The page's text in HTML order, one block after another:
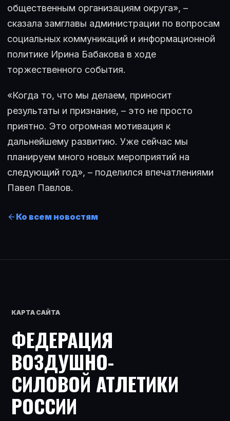
общественным организациям округа», –
сказала замглавы администрации по вопросам
социальных коммуникаций и информационной
политике Ирина Бабакова в ходе
торжественного события.
«Когда то, что мы делаем, приносит
результаты и признание, – это не просто
приятно. Это огромная мотивация к
дальнейшему развитию. Уже сейчас мы
планируем много новых мероприятий на
следующий год», – поделился впечатлениями
Павел Павлов.
Ко всем новостям
КАРТА САЙТА
ФЕДЕРАЦИЯ
ВОЗДУШНО-
СИЛОВОЙ АТЛЕТИКИ
РОССИИ